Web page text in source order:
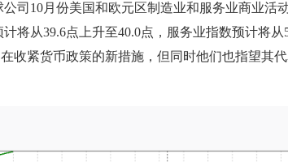
司10月份美国和欧元区制造业和服务业商业活
从39.6点上升至40.0点，服务业指数预计将从
收紧货币政策的新措施，但同时他们也指望其